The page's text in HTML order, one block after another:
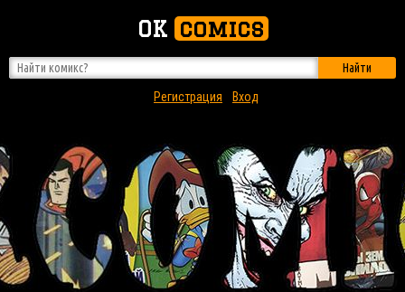
OK comics
Найти
Регистрация
Вход